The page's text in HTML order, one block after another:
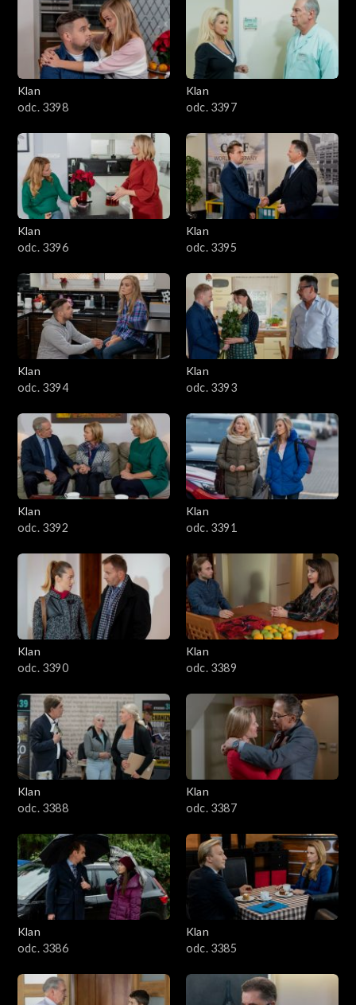
4201–4300
4101–4200
3901–4000
3801–3900
3701–3800
3601–3700
3501–3600
3401–3500
3201–3300
3101–3200
3001–3100
2901–3000
2801–2900
2701–2800
2501–2600
2401–2500
2301–2400
2201–2300
2101–2200
2001–2100
1901–2000
1801–1900
Klan
odc. 3398
Klan
odc. 3397
Klan
odc. 3396
Klan
odc. 3395
Klan
odc. 3394
Klan
odc. 3393
Klan
odc. 3392
Klan
odc. 3391
Klan
odc. 3390
Klan
odc. 3389
Klan
odc. 3388
Klan
odc. 3387
Klan
odc. 3386
Klan
odc. 3385